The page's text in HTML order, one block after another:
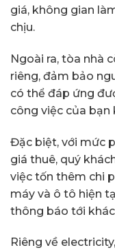
giá, không gian
chịu.
Ngoài ra, tòa nhà
riêng, đảm bảo
có thể đáp ứng
công việc của
Đặc biệt, với mức
giá thuê, quý
việc tốn thêm chi
máy và ô tô hiện
thông báo tới
Riêng về